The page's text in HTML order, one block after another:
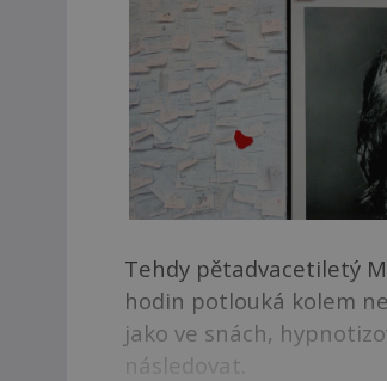
Tehdy pětadvacetiletý
hodin potlouká kolem
jako ve snách,
následovat.